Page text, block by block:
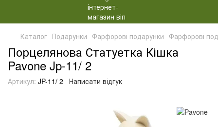
Каталог Подарунки Фарфорові подарунки Фарфорові
Порцелянова Статуетка Кішка
Pavone Jp-11/ 2
Артикул: JP-11/ 2 Написати відгук